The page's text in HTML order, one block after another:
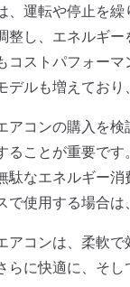
、運転や停止を
整し、エネルギ
コストパフォー
デルも増えており
アコンの購入を
ることが重要で
駄なエネルギー
で使用する場合は
アコンは、柔軟
らに快適に、そし